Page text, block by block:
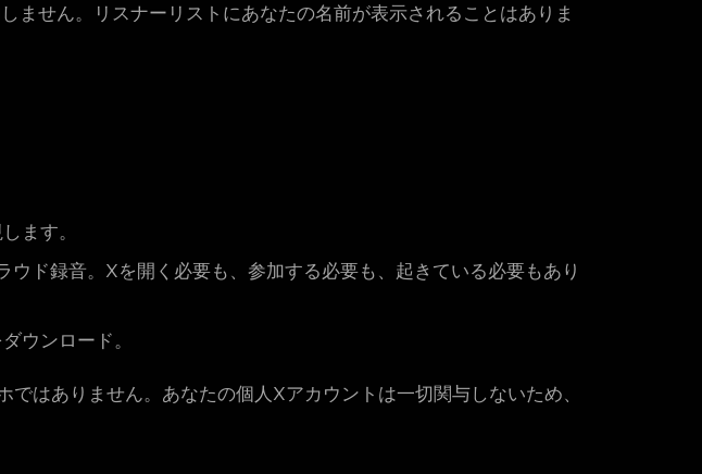
ません。リスナーリストにあなたの名前が表示されることはありま
ます。
ド録音。Xを開く必要も、参加する必要も、起きている必要もあり
ウンロード。
はありません。あなたの個人Xアカウントは一切関与しないため、